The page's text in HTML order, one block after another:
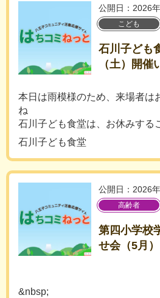
公開日：2026
こども
石川子ども
（土）開催
本日は雨模様のため、来場者は
ね
石川子ども食堂は、お休みする
石川子ども食堂
公開日：2026
高齢者
第四小学校
せ会（5月）
&nbsp;